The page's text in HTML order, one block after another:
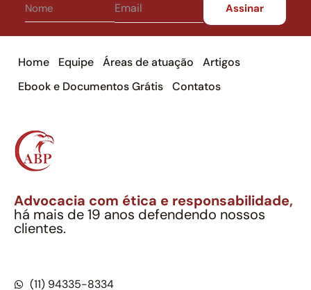
Home Equipe Áreas de atuação
Artigos
Ebook e Documentos Grátis
Contatos
Advocacia com ética e responsabilidade,
há mais de 19 anos defendendo nossos
clientes.
(11) 94335-8334